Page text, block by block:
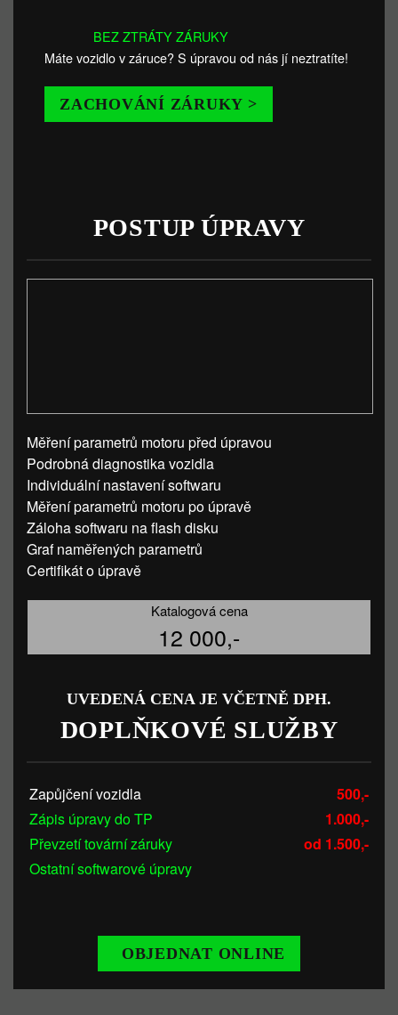
BEZ ZTRÁTY ZÁRUKY
Máte vozidlo v záruce? S úpravou od nás jí neztratíte!
ZACHOVÁNÍ ZÁRUKY >
POSTUP ÚPRAVY
Měření parametrů motoru před úpravou
Podrobná diagnostika vozidla
Individuální nastavení softwaru
Měření parametrů motoru po úpravě
Záloha softwaru na flash disku
Graf naměřených parametrů
Certifikát o úpravě
Katalogová cena
12 000,-
UVEDENÁ CENA JE VČETNĚ DPH.
DOPLŇKOVÉ SLUŽBY
Zapůjčení vozidla
500,-
Zápis úpravy do TP
1.000,-
Převzetí tovární záruky
od 1.500,-
Ostatní softwarové úpravy
OBJEDNAT ONLINE